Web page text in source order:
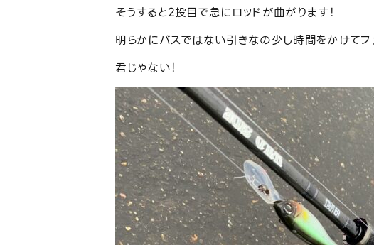
そうすると2投目で急にロッドが曲がります！
明らかにバスではない引きなの少し時間をかけてフ
君じゃない！